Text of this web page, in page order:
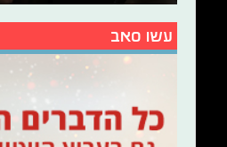
עשו סאב